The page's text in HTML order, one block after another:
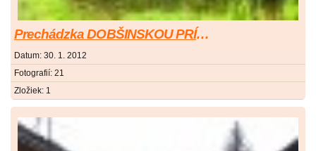
Prechádzka DOBŠINSKOU PRÍRODOU - spodný okru
Datum: 30. 1. 2012
Fotografií: 21
Zložiek: 1